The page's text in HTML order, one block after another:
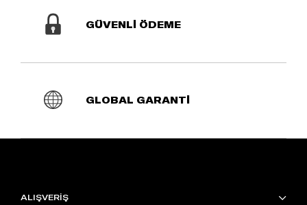
GÜVENLİ ÖDEME
GLOBAL GARANTİ
ALIŞVERİŞ